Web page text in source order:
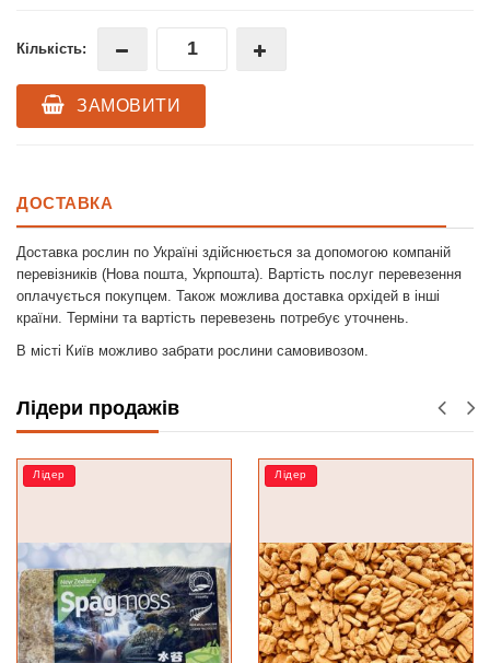
Кількість:
ЗАМОВИТИ
ДОСТАВКА
Доставка рослин по Україні здійснюється за допомогою компаній
перевізників (Нова пошта, Укрпошта). Вартість послуг перевезення
оплачується покупцем. Також можлива доставка орхідей в інші
країни. Терміни та вартість перевезень потребує уточнень.
В місті Київ можливо забрати рослини самовивозом.
Лідери продажів